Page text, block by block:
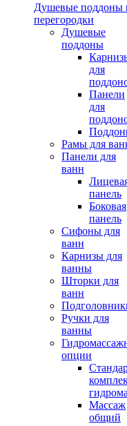
Душевые поддоны
перегородки
Душевые
поддоны
для
Панели
для
Рамы для
Панели для
ванн
панель
Боковая
панель
Сифоны для
ванн
Карнизы для
ванны
Шторки для
ванн
Ручки для
ванны
опции
Массаж
общий